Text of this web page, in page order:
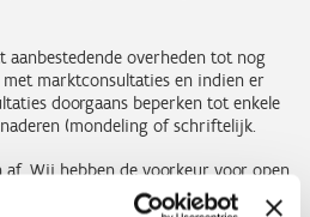
aanbestedende overheden tot nog
marktconsultaties en indien er
doorgaans beperken tot enkele
(mondeling of schriftelijk.
af. Wij hebben de voorkeur voor open
potentieel geïnteresseerde partijen